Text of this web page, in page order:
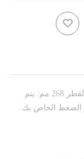
حشية قدر الضغط السيليكوني من 10 إلى 18 لترًا، القطر 268 مم: يتم
الضغط الخاص بك.